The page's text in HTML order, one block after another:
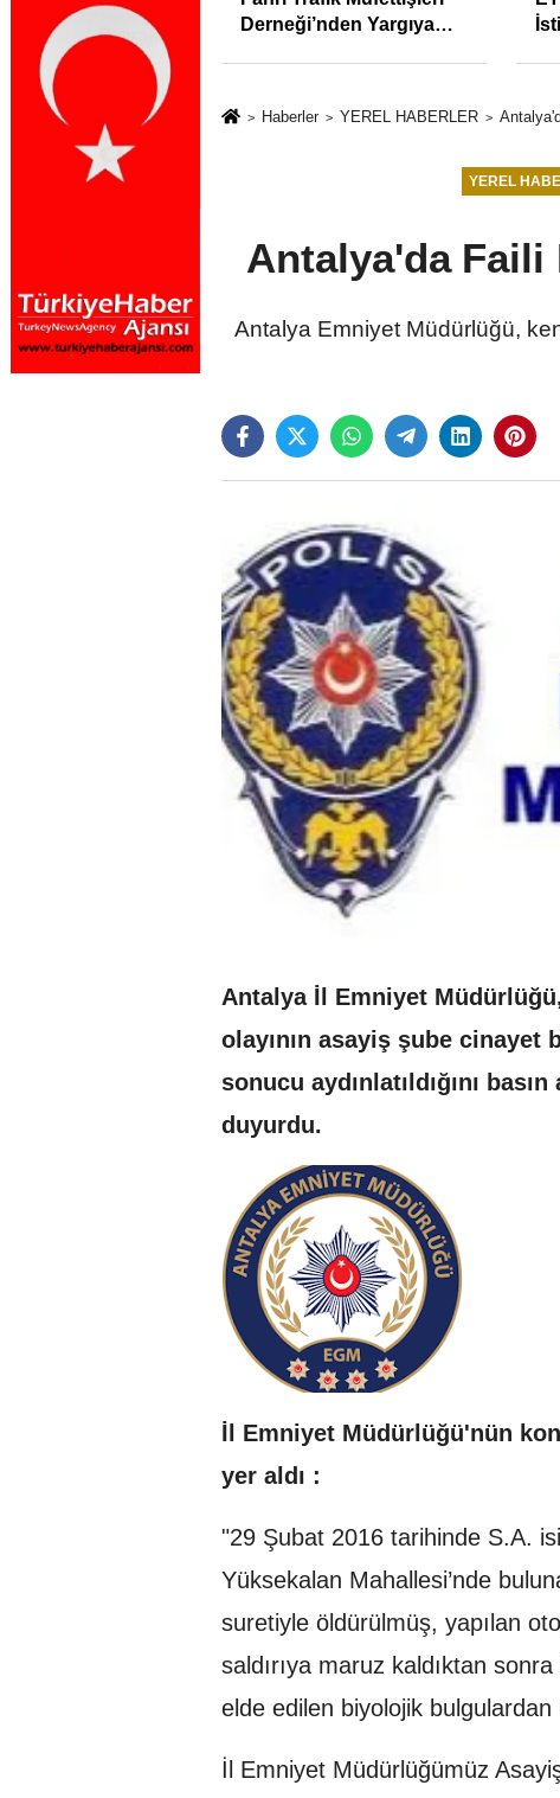
uyarı: Trafiğin
izmariti
enflasyonunu %31,75;
Haberler YEREL HABERLER
YEREL
Antalya'da Faili
Antalya Emniyet Müdürlüğü,
Antalya İl Emniyet
olayının asayiş şube cinayet
sonucu aydınlatıldığını
duyurdu.
İl Emniyet Müdürlüğü'nün
yer aldı :
"29 Şubat 2016 tarihinde S.A.
Yüksekalan Mahallesi’nde
suretiyle öldürülmüş, yapılan
saldırıya maruz kaldıktan
elde edilen biyolojik bulgulardan
İl Emniyet Müdürlüğümüz